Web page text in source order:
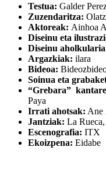
Testua: Galder
Zuzendaritza:
Aktoreak: Ainhoa
Diseinu eta
Diseinu
Argazkiak: ilara
Bideoa:
Soinua eta
“Grebara”
Paya
Irrati ahotsak: Ane
Jantziak: La
Escenografia: ITX
Ekoizpena: Eidabe